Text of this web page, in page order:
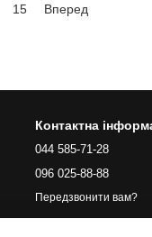
15 Вперед
Контактна
044 585-71-28
096 025-88-88
Передзвонити вам?